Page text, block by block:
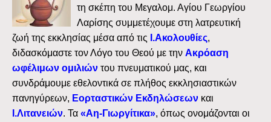
τη σκέπη του Μεγαλομ. Αγίου Γεωργίου
Λαρίσης συμμετέχουμε στη λατρευτική
ζωή της εκκλησίας μέσα από τις Ι.Ακολουθίες,
διδασκόμαστε τον Λόγο του Θεού με την Ακρόαση
ωφέλιμων ομιλιών του πνευματικού μας, και
συνδράμουμε εθελοντικά σε πλήθος εκκλησιαστικών
πανηγύρεων, Εορταστικών Εκδηλώσεων και
Ι.Λιτανειών. Τα «Αη-Γιωργίτικα», όπως ονομάζονται οι